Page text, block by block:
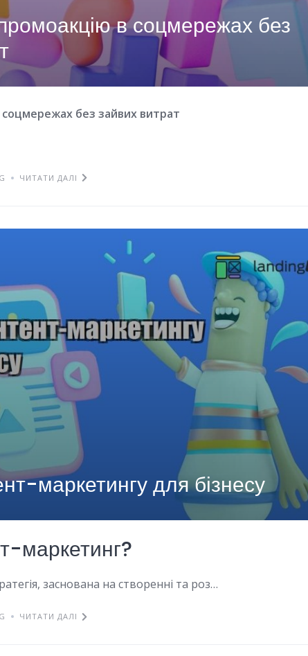
в соцмережах без
без зайвих витрат
ЧИТАТИ ДАЛІ
маркетингу для бізнесу
маркетинг?
заснована на створенні та роз…
ЧИТАТИ ДАЛІ